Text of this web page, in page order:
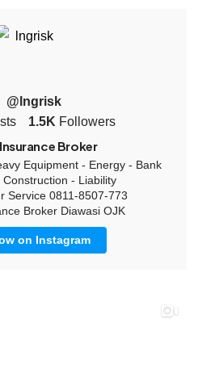
@lngrisk
1.5K Followers
Broker
Equipment - Energy - Bank
- Liability
Service 0811-8507-773
Broker Diawasi OJK
on Instagram